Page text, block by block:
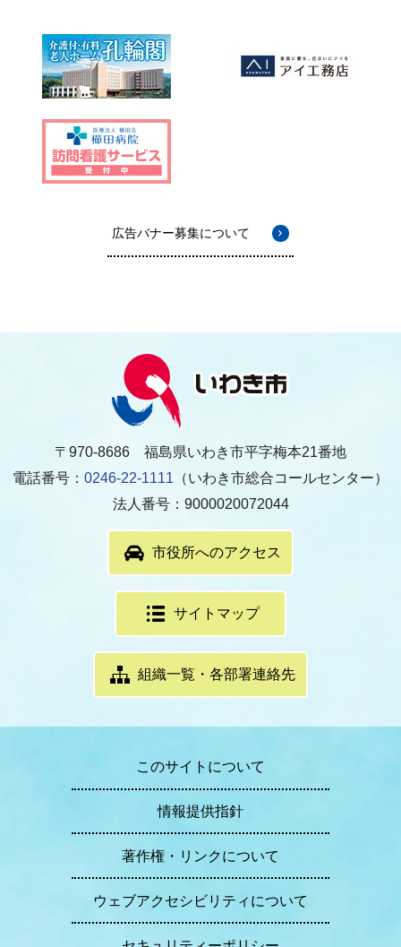
広告バナー募集について
〒970-8686 福島県いわき市平字梅本21番地
電話番号： 0246-22-1111 （いわき市総合コールセンター）
法人番号：9000020072044
市役所へのアクセス
サイトマップ
組織一覧・各部署連絡先
このサイトについて
情報提供指針
著作権・リンクについて
ウェブアクセシビリティについて